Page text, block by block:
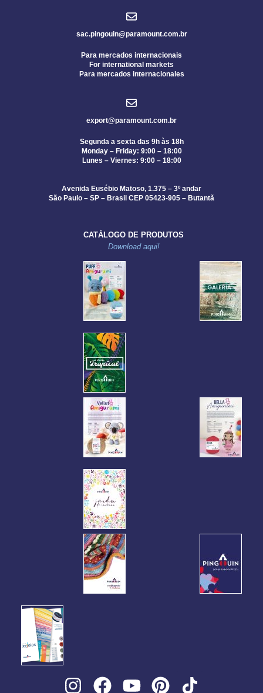
sac.pingouin@paramount.com.br
Para mercados internacionais
For international markets
Para mercados internacionales
export@paramount.com.br
Segunda a sexta das 9h às 18h
Monday – Friday: 9:00 – 18:00
Lunes – Viernes: 9:00 – 18:00
Avenida Eusébio Matoso, 1.375 – 3º andar
São Paulo – SP – Brasil CEP 05423-905 – Butantã
CATÁLOGO DE PRODUTOS
Download aqui!